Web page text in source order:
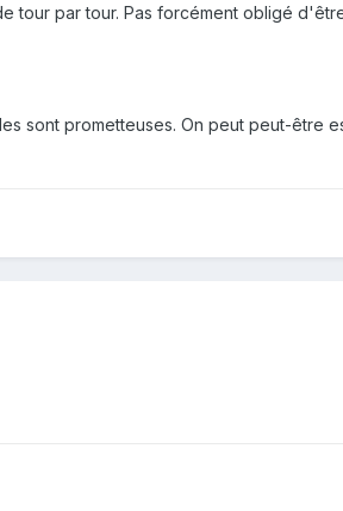
tour par tour. Pas forcément obligé
sont prometteuses. On peut peut-être